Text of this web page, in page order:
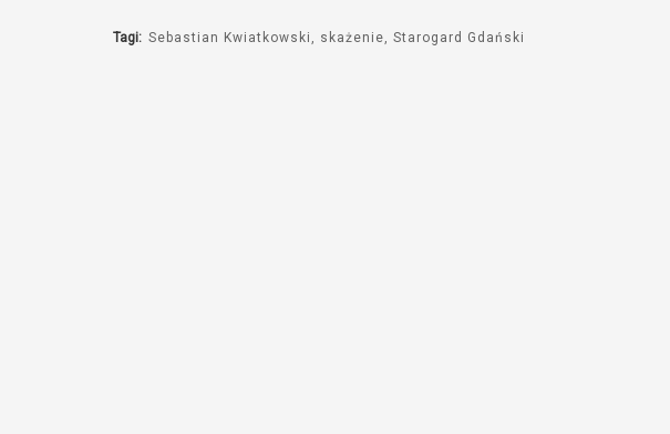
Tagi: Sebastian Kwiatkowski skażenie Starogard Gdański